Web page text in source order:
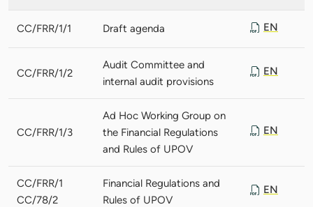
CC/FRR/1/1 Draft agenda EN
CC/FRR/1/2
Audit Committee and
internal audit provisions
EN
CC/FRR/1/3
Ad Hoc Working Group on
the Financial Regulations
and Rules of UPOV
EN
CC/FRR/1
CC/78/2
Financial Regulations and
Rules of UPOV
EN